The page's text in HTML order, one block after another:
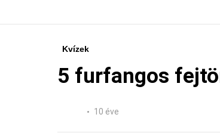
Kvízek
5 furfangos
10 éve